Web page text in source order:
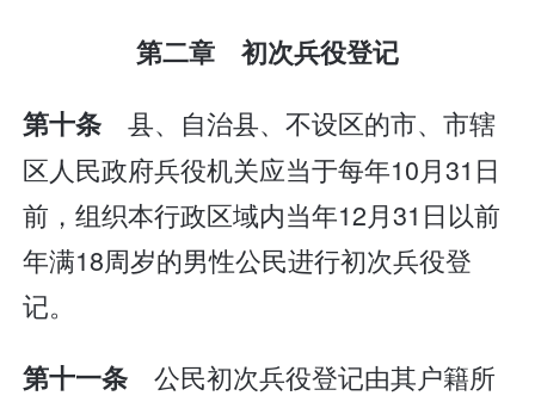
第二章 初次兵役登记
第十条县、自治县、不设区的市、市辖
区人民政府兵役机关应当于每年10月31日
前，组织本行政区域内当年12月31日以前
年满18周岁的男性公民进行初次兵役登
记。
第十一条公民初次兵役登记由其户籍所